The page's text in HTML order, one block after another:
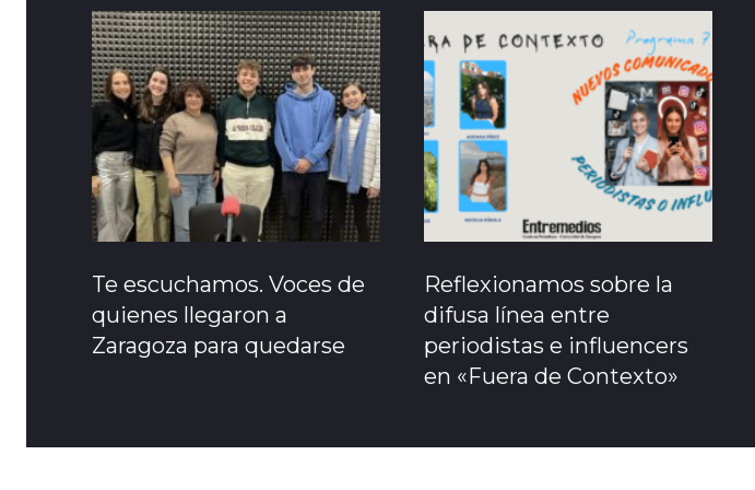
Te escuchamos. Voces de
quienes llegaron a
Zaragoza para quedarse
Reflexionamos sobre la
difusa línea entre
periodistas e influencers
en «Fuera de Contexto»